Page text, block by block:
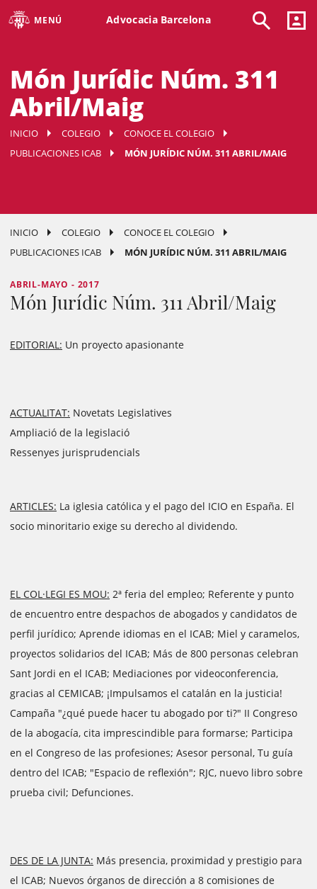
MENÚ Advocacia Barcelona
Món Jurídic Núm. 311
Abril/Maig
INICIO COLEGIO
CONOCE EL COLEGIO
PUBLICACIONES ICAB
MÓN JURÍDIC NÚM. 311 ABRIL/MAIG
INICIO COLEGIO
CONOCE EL COLEGIO
PUBLICACIONES ICAB
MÓN JURÍDIC NÚM. 311 ABRIL/MAIG
ABRIL-MAYO - 2017
Món Jurídic Núm. 311 Abril/Maig
EDITORIAL: Un proyecto apasionante
ACTUALITAT: Novetats Legislatives
Ampliació de la legislació
Ressenyes jurisprudencials
ARTICLES: La iglesia católica y el pago del ICIO en España. El
socio minoritario exige su derecho al dividendo.
EL COL·LEGI ES MOU: 2ª feria del empleo; Referente y punto
de encuentro entre despachos de abogados y candidatos de
perfil jurídico; Aprende idiomas en el ICAB; Miel y caramelos,
proyectos solidarios del ICAB; Más de 800 personas celebran
Sant Jordi en el ICAB; Mediaciones por videoconferencia,
gracias al CEMICAB; ¡Impulsamos el catalán en la justicia!
Campaña "¿qué puede hacer tu abogado por ti?" II Congreso
de la abogacía, cita imprescindible para formarse; Participa
en el Congreso de las profesiones; Asesor personal, Tu guía
dentro del ICAB; "Espacio de reflexión"; RJC, nuevo libro sobre
prueba civil; Defunciones.
DES DE LA JUNTA: Más presencia, proximidad y prestigio para
el ICAB; Nuevos órganos de dirección a 8 comisiones de